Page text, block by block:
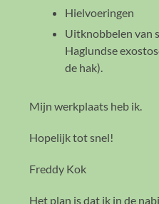
Hielvoeringen
Uitknobbelen van
Haglundse
de hak).
Mijn werkplaats heb ik.
Hopelijk tot snel!
Freddy Kok
Het plan is dat ik in de